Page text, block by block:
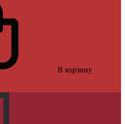
В корзину